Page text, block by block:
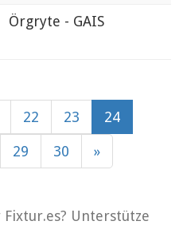
Örgryte - GAIS
22 23 24
29 30 »
Unterstütze